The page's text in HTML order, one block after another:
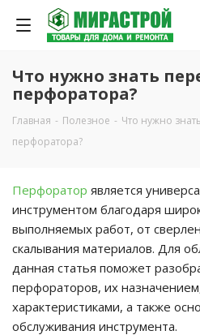
Что нужно знать
перфоратора?
Главная - Полезное - Что нужно
перфоратора?
Перфоратор является
инструментом благодаря
выполняемых работ, от
скалывания материалов. Для
данная статья поможет
перфораторов, их
характеристиками, а также
обслуживания инструмента.